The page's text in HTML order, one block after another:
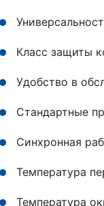
Класс защиты
Удобство в
Стандартные
Синхронная
Температура
Температура